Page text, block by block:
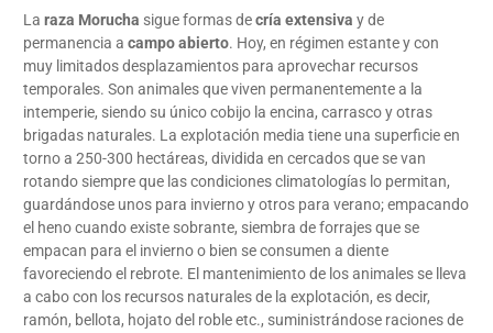
La raza Morucha sigue formas decría extensiva y de
permanencia a campo abierto. Hoy, en régimen estante y con
muy limitados desplazamientos para aprovechar recursos
temporales. Son animales que viven permanentemente a la
intemperie, siendo su único cobijo la encina, carrasco y otras
brigadas naturales. La explotación media tiene una superficie en
torno a 250-300 hectáreas, dividida en cercados que se van
rotando siempre que las condiciones climatologías lo permitan,
guardándose unos para invierno y otros para verano; empacando
el heno cuando existe sobrante, siembra de forrajes que se
empacan para el invierno o bien se consumen a diente
favoreciendo el rebrote. El mantenimiento de los animales se lleva
a cabo con los recursos naturales de la explotación, es decir,
ramón, bellota, hojato del roble etc., suministrándose raciones de